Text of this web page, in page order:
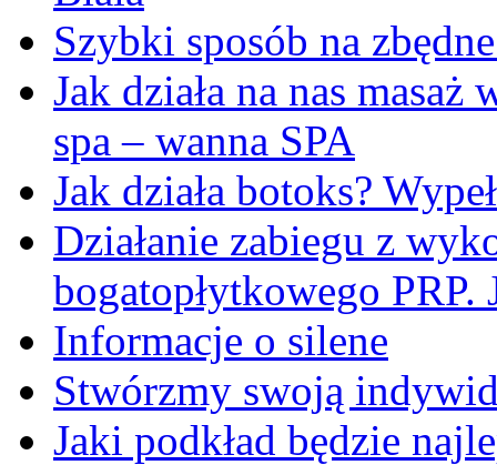
Szybki sposób na
Jak działa na nas
spa – wanna SPA
Jak działa botoks?
Działanie zabiegu z
bogatopłytkowego PRP.
Informacje o silene
Stwórzmy swoją
Jaki podkład będzie